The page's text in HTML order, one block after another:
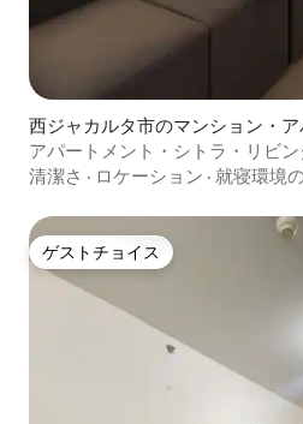
西ジャカルタ市のマンション・ア
アパートメント・シトラ・リビ
清潔さ · ロケーション · 就寝環境
ゲストチョイス
ゲストチョイス